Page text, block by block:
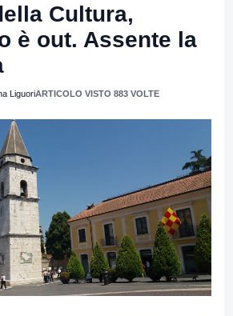
Cultura,
è out. Assente la
LiguoriARTICOLO VISTO 883 VOLTE